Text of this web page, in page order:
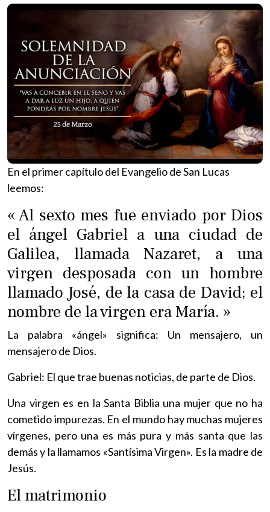
En el primer capítulo del Evangelio de San Lucas
leemos:
« Al sexto mes fue enviado por Dios
el ángel Gabriel a una ciudad de
Galilea, llamada Nazaret, a una
virgen desposada con un hombre
llamado José, de la casa de David; el
nombre de la virgen era María. »
La palabra «ángel» significa: Un mensajero, un
mensajero de Dios.
Gabriel: El que trae buenas noticias, de parte de Dios.
Una virgen es en la Santa Biblia una mujer que no ha
cometido impurezas. En el mundo hay muchas mujeres
vírgenes, pero una es más pura y más santa que las
demás y la llamamos «Santísima Virgen». Es la madre de
Jesús.
El matrimonio